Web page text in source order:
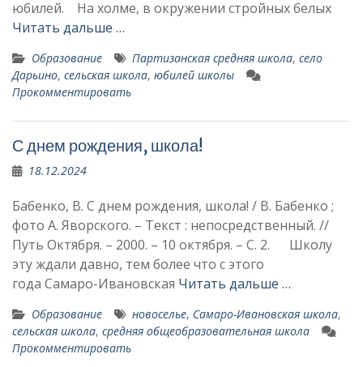
юбилей. На холме, в окружении стройных белых
Читать дальше …
Образование Партизанская средняя школа, село
Дарьино, сельская школа, юбилей школы
Прокомментировать
С днем рождения, школа!
18.12.2024
Бабенко, В. С днем рождения, школа! / В. Бабенко ;
фото А. Яворского. – Текст : непосредственный. //
Путь Октября. – 2000. – 10 октября. – С. 2. Школу
эту жда­ли давно, тем более что с этого
года Самаро-Ивановская Читать дальше …
Образование новоселье, Самаро-Ивановская школа,
сельская школа, средняя общеобразовательная школа
Прокомментировать